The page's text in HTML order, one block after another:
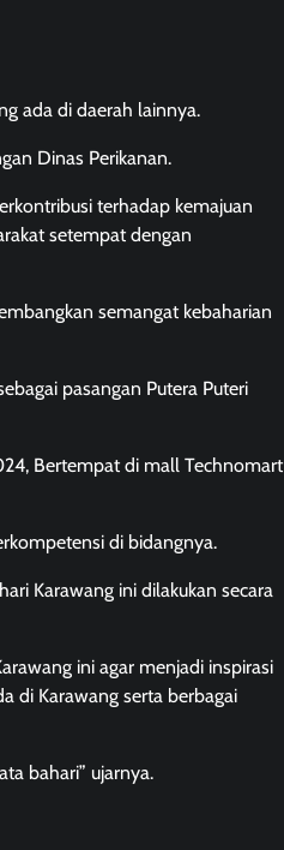
ada di daerah lainnya.
Dinas Perikanan.
terhadap kemajuan
setempat dengan
semangat kebaharian
pasangan Putera Puteri
Bertempat di mall Technomart
di bidangnya.
Karawang ini dilakukan secara
ini agar menjadi inspirasi
di Karawang serta berbagai
bahari” ujarnya.